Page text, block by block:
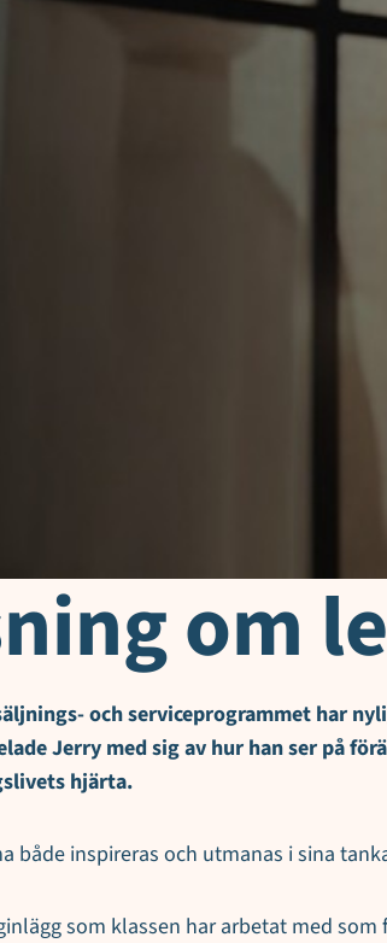
om
och serviceprogrammet har
Jerry med sig av hur han ser på
hjärta.
både inspireras och utmanas i sina
som klassen har arbetat med